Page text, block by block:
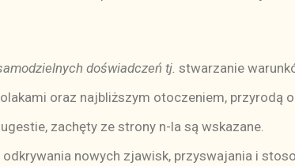
doświadczeń tj. stwarzanie
oraz najbliższym otoczeniem, przyrodą
zachęty ze strony n-la są wskazane.
nowych zjawisk, przyswajania i